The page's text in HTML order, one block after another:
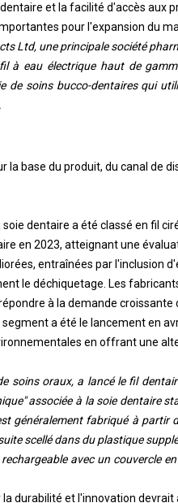
et la facilité d'accès aux
pour l'expansion du
Ltd, une principale société
à eau électrique haut de
de soins bucco-dentaires qui
la base du produit, du canal de
dentaire a été classé en fil
en 2023, atteignant une
entraînées par l'inclusion
le déchiquetage. Les
à la demande croissante
a été le lancement en
en offrant une
soins oraux, a lancé le fil
associée à la soie dentaire
généralement fabriqué à partir
scellé dans du plastique
avec un couvercle
durabilité et l'innovation